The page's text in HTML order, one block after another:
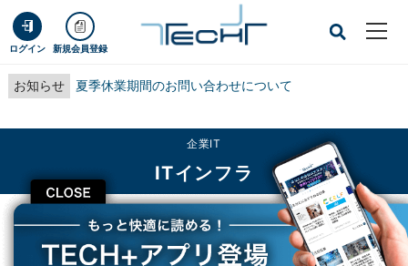
ログイン 新規会員登録
お知らせ 夏季休業期間のお問い合わせについて
CLOSE
企業IT
ITインフラ
TECH+ 企業IT
ITインフラ
NTT Comなど、高松市で住民手続のワンストップ窓口化に向け実証